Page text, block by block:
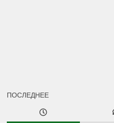
ПОСЛЕДНЕЕ